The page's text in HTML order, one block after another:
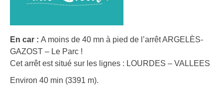
En car : A moins de 40 mn à pied de l’arrêt ARGELÈS-
GAZOST – Le Parc !
Cet arrêt est situé sur les lignes : LOURDES – VALLEES
Environ 40 min (3391 m).